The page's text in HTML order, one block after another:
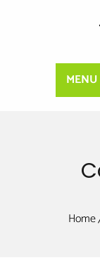
MENU
Home